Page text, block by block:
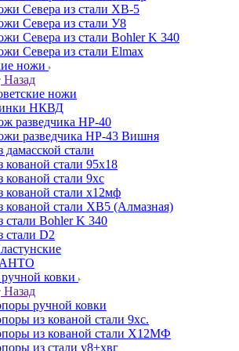
Севера из стали ХВ-5
Севера из стали У8
Севера из стали Bohler K 340
Севера из стали Elmax
ножи
Назад
ножи
НКВД
разведчика НР-40
разведчика НР-43 Вишня
стали
стали 95х18
стали 9хс
стали х12мф
кованой стали ХВ5 (Алмазная)
Bohler K 340
D2
ковки
Назад
ручной ковки
из кованой стали 9хс.
из кованой стали Х12МФ
из стали у8+хвг